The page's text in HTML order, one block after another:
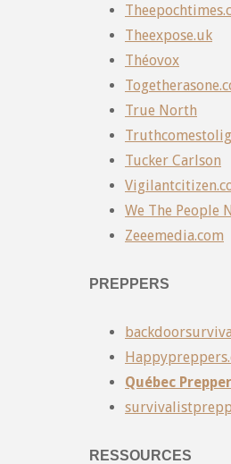
Theexpose.uk
Théovox
True North
Tucker Carlson
We The People
Zeeemedia.com
PREPPERS
Québec
RESSOURCES